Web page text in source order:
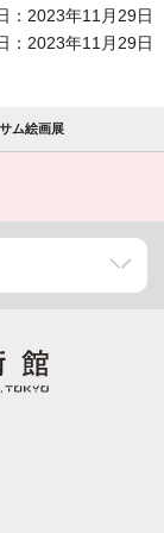
：2023年11月29日
：2023年11月29日
ム絵画展